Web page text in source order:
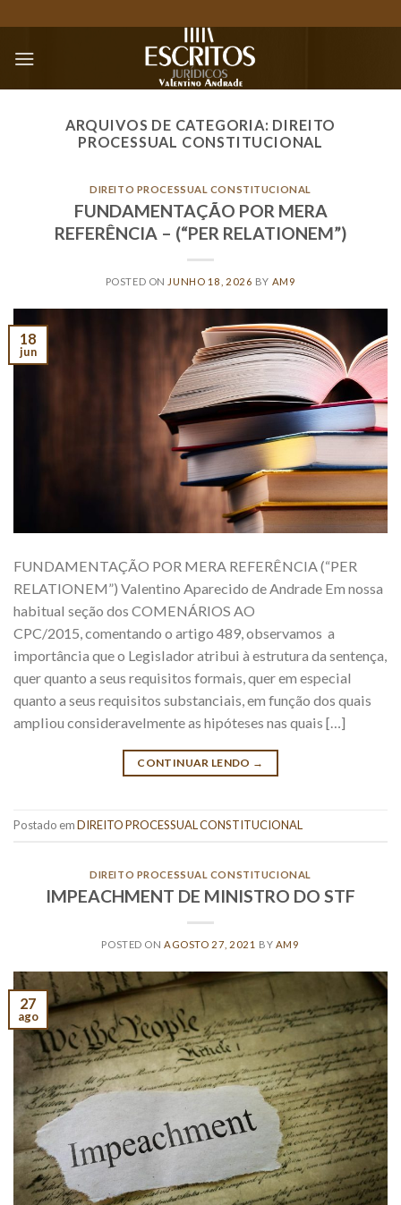
to
content
ARQUIVOS DE CATEGORIA: DIREITO
PROCESSUAL CONSTITUCIONAL
DIREITO PROCESSUAL CONSTITUCIONAL
FUNDAMENTAÇÃO POR MERA
REFERÊNCIA – (“PER RELATIONEM”)
POSTED ON JUNHO 18, 2026 BY AM9
18
jun
FUNDAMENTAÇÃO POR MERA REFERÊNCIA (“PER
RELATIONEM”) Valentino Aparecido de Andrade Em nossa
habitual seção dos COMENÁRIOS AO
CPC/2015, comentando o artigo 489, observamos a
importância que o Legislador atribui à estrutura da sentença,
quer quanto a seus requisitos formais, quer em especial
quanto a seus requisitos substanciais, em função dos quais
ampliou consideravelmente as hipóteses nas quais […]
CONTINUAR LENDO →
Postado emDIREITO PROCESSUAL CONSTITUCIONAL
DIREITO PROCESSUAL CONSTITUCIONAL
IMPEACHMENT DE MINISTRO DO STF
POSTED ONAGOSTO 27, 2021 BY AM9
27
ago